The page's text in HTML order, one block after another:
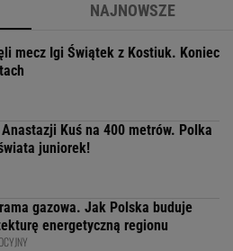
NAJNOWSZE
mecz Igi Świątek z Kostiuk. Koniec
Kuś na 400 metrów. Polka
juniorek!
gazowa. Jak Polska buduje
energetyczną regionu